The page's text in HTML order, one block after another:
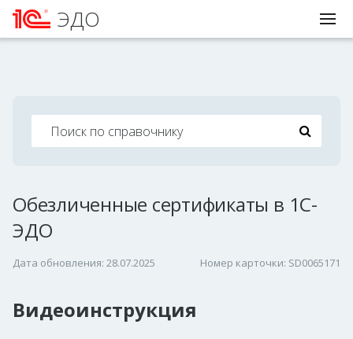
ЭДО
Обезличенные сертификаты в 1С-
ЭДО
Дата обновления: 28.07.2025 Номер карточки: SD0065171
Видеоинструкция